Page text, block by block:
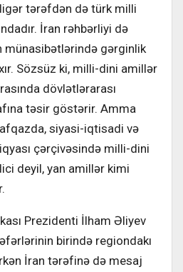
tərəfdən də türk milli
İran rəhbərliyi də
münasibətlərində gərginlik
Sözsüz ki, milli-dini amillər
dövlətlərarası
təsir göstərir. Amma
siyasi-iqtisadi və
çərçivəsində milli-dini
deyil, yan amillər kimi
Prezidenti ­İlham Əliyev
birində regiondakı
İran tərəfinə də mesaj